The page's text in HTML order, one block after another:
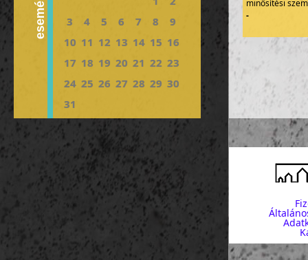
3
4 5 6 7 8
9
10 11 12 13 14 15 16
17 18 19 20 21 22 23
24 25 26 27 28 29 30
31
minősítési
-